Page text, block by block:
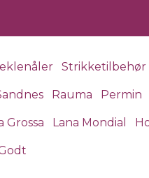
Strikketilbehør
Rauma Permin
Grossa Lana Mondial